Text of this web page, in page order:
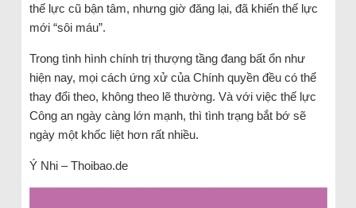
thế lực cũ bận tâm, nhưng giờ đăng lại, đã khiến thế lực
mới “sôi máu”.
Trong tình hình chính trị thượng tầng đang bất ổn như
hiện nay, mọi cách ứng xử của Chính quyền đều có thể
thay đổi theo, không theo lẽ thường. Và với việc thế lực
Công an ngày càng lớn mạnh, thì tình trạng bắt bớ sẽ
ngày một khốc liệt hơn rất nhiều.
Ý Nhi – Thoibao.de